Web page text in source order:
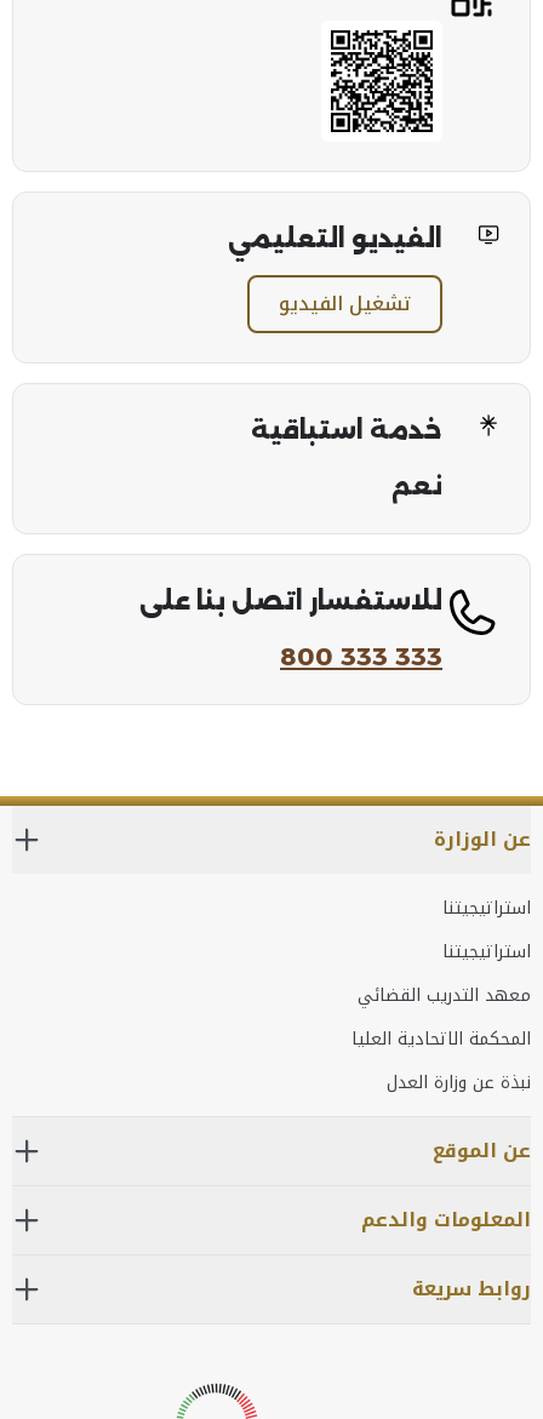
الفيديو التعليمي
تشغيل الفيديو
خدمة استباقية
نعم
للاستفسار اتصل بنا على
800 333 333
عن الوزارة
استراتيجيتنا
استراتيجيتنا
معهد التدريب القضائي
المحكمة الاتحادية العليا
نبذة عن وزارة العدل
عن الموقع
المعلومات والدعم
روابط سريعة